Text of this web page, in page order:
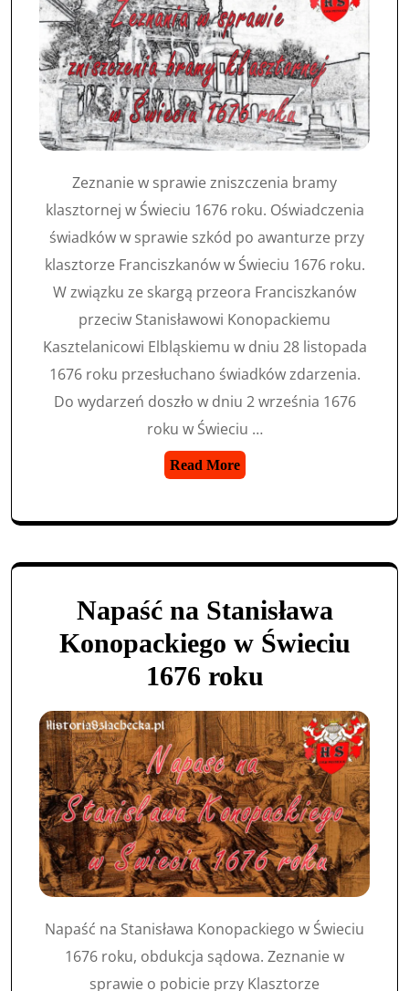
Zeznanie w sprawie zniszczenia bramy
klasztornej w Świeciu 1676 roku. Oświadczenia
świadków w sprawie szkód po awanturze przy
klasztorze Franciszkanów w Świeciu 1676 roku.
W związku ze skargą przeora Franciszkanów
przeciw Stanisławowi Konopackiemu
Kasztelanicowi Elbląskiemu w dniu 28 listopada
1676 roku przesłuchano świadków zdarzenia.
Do wydarzeń doszło w dniu 2 września 1676
roku w Świeciu …
Read More
Napaść na Stanisława
Konopackiego w Świeciu
1676 roku
Napaść na Stanisława Konopackiego w Świeciu
1676 roku, obdukcja sądowa. Zeznanie w
sprawie o pobicie przy Klasztorze